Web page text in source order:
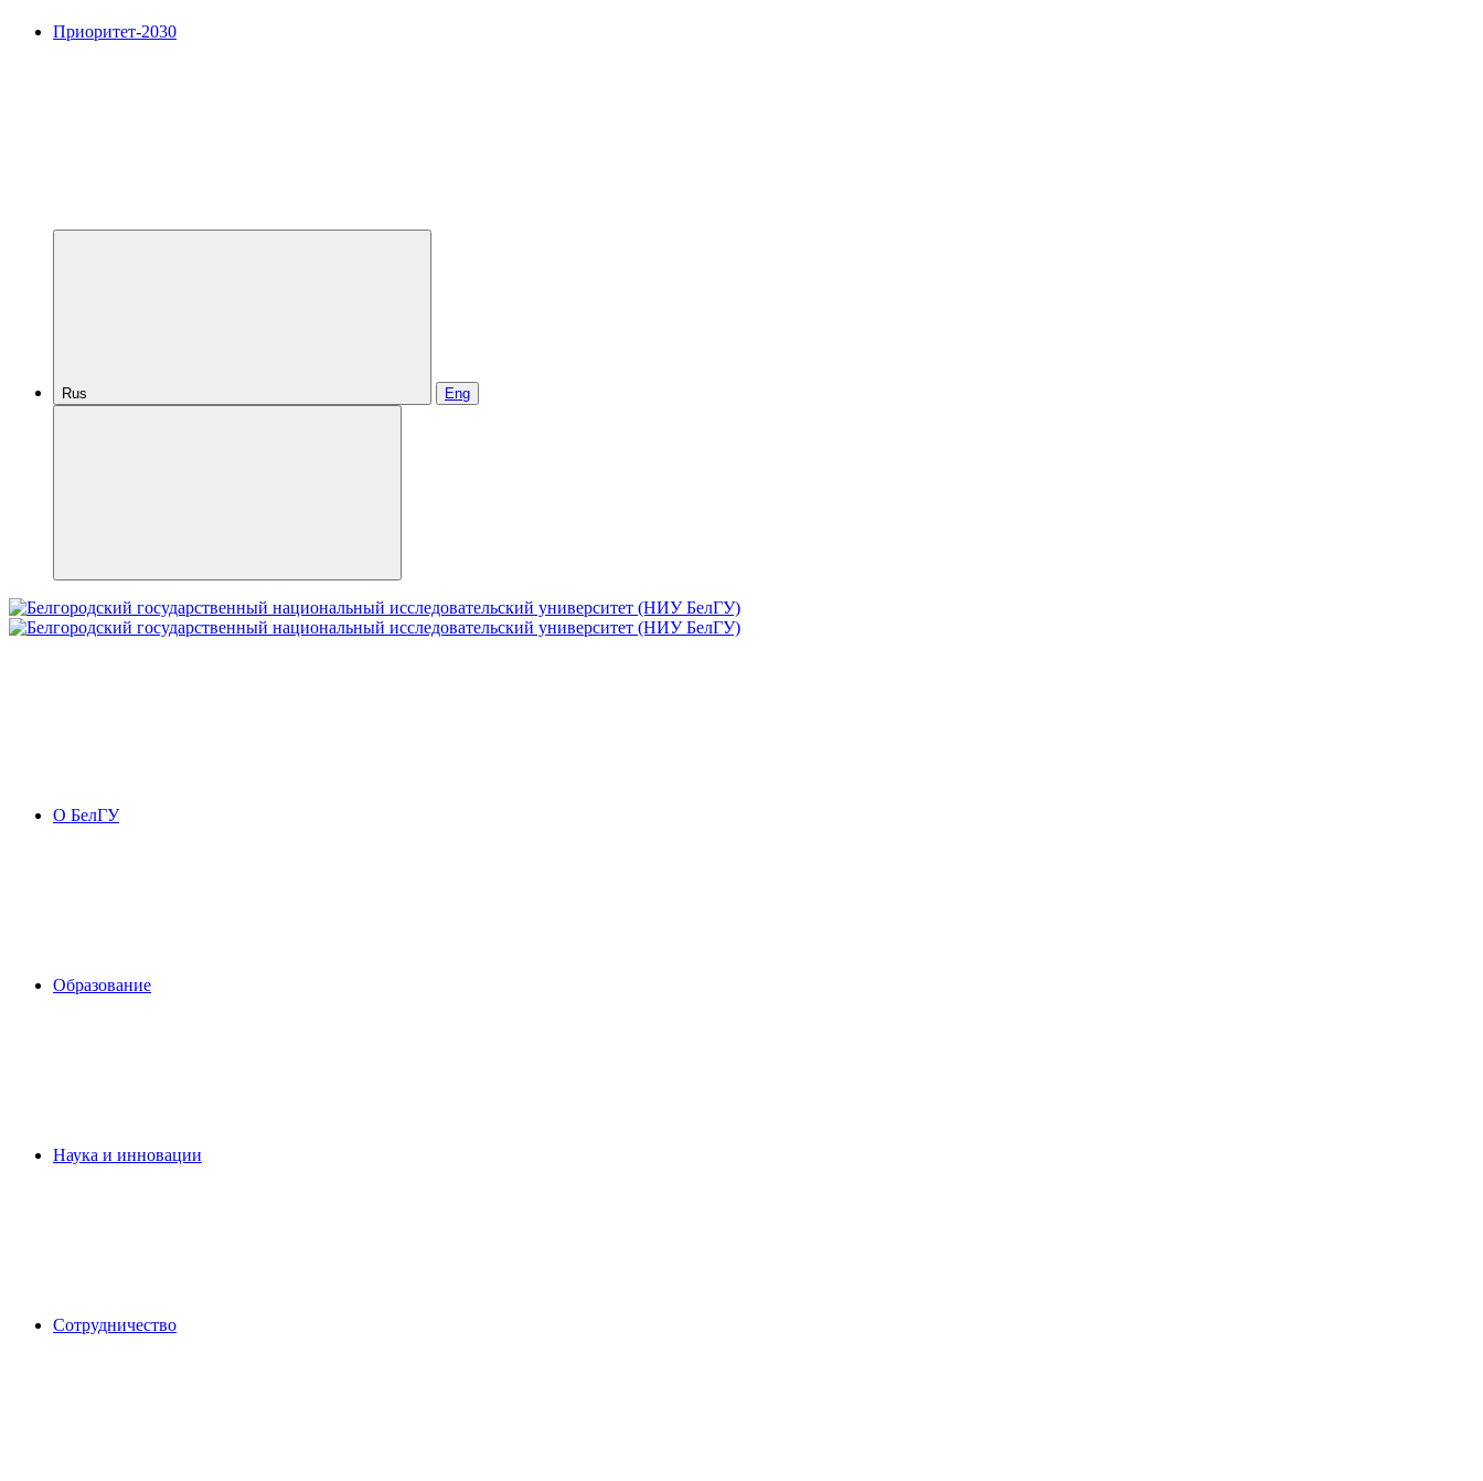
Приоритет-2030
Rus Eng
О БелГУ
Образование
Наука и инновации
Сотрудничество